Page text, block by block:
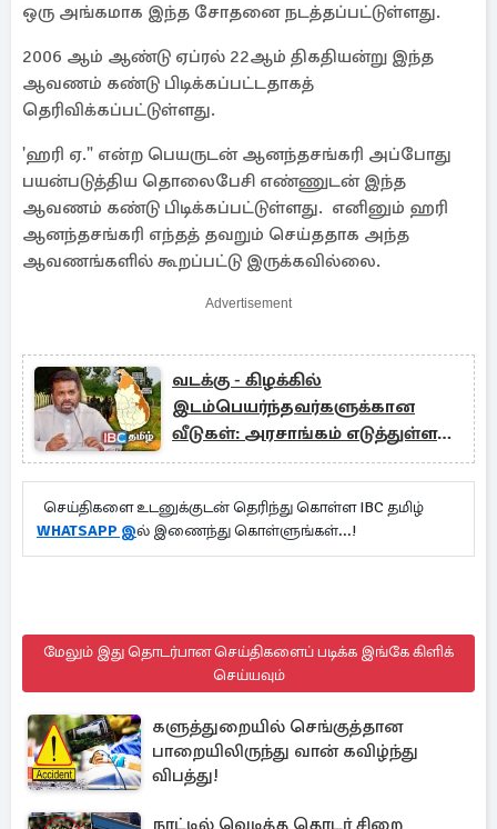
ஒரு அங்கமாக இந்த சோதனை நடத்தப்பட்டுள்ளது.
2006 ஆம் ஆண்டு ஏப்ரல் 22ஆம் திகதியன்று இந்த
ஆவணம் கண்டு பிடிக்கப்பட்டதாகத்
தெரிவிக்கப்பட்டுள்ளது.
'ஹரி ஏ." என்ற பெயருடன் ஆனந்தசங்கரி அப்போது
பயன்படுத்திய தொலைபேசி எண்ணுடன் இந்த
ஆவணம் கண்டு பிடிக்கப்பட்டுள்ளது. எனினும் ஹரி
ஆனந்தசங்கரி எந்தத் தவறும் செய்ததாக அந்த
ஆவணங்களில் கூறப்பட்டு இருக்கவில்லை.
Advertisement
வடக்கு - கிழக்கில்
இடம்பெயர்ந்தவர்களுக்கான
வீடுகள்: அரசாங்கம் எடுத்துள்ள
நடவடிக்கை
செய்திகளை உடனுக்குடன் தெரிந்து கொள்ள IBC தமிழ்
WHATSAPP இல் இணைந்து கொள்ளுங்கள்...!
மேலும் இது தொடர்பான செய்திகளைப் படிக்க இங்கே கிளிக்
செய்யவும்
களுத்துறையில் செங்குத்தான
பாறையிலிருந்து வான் கவிழ்ந்து
விபத்து!
நாட்டில் வெடித்த தொடர் சிறை